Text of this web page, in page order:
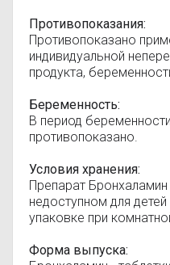
Противопоказания:
Противопоказано
индивидуальной
продукта,
Беременность:
В период
противопоказано.
Условия хранения:
Препарат
недоступном для
упаковке при
Форма выпуска: